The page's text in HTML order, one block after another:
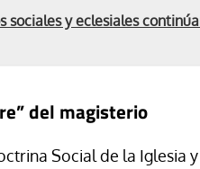
sociales y eclesiales
del magisterio
Social de la Iglesia